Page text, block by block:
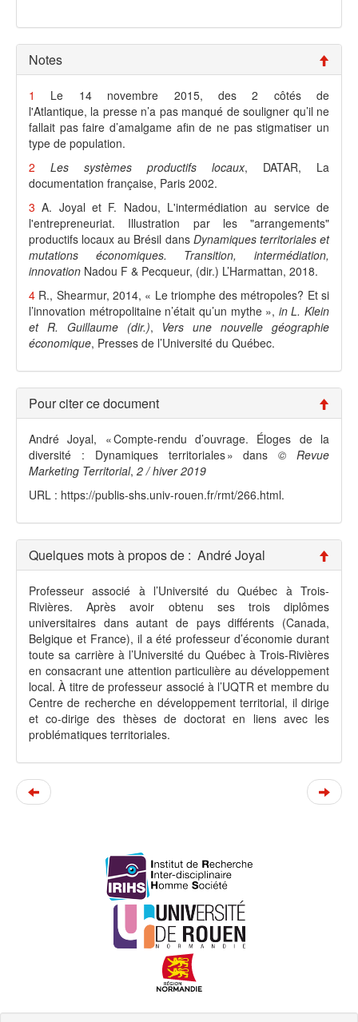
Notes
1
Le 14 novembre 2015, des 2 côtés de
l'Atlantique, la presse n’a pas manqué de souligner qu’il ne
fallait pas faire d’amalgame afin de ne pas stigmatiser un
type de population.
2
Les systèmes productifs locaux, DATAR, La
documentation française, Paris 2002.
3 A. Joyal et F. Nadou, L'intermédiation au service de
l'entrepreneuriat. Illustration par les "arrangements"
productifs locaux au Brésil dans Dynamiques territoriales et
mutations économiques.
Transition, intermédiation,
innovation Nadou F & Pecqueur, (dir.) L’Harmattan, 2018.
4 R., Shearmur, 2014, « Le triomphe des métropoles? Et si
l’innovation métropolitaine n’était qu’un mythe », in L. Klein
et R. Guillaume (dir.),
Vers une nouvelle géographie
économique, Presses de l’Université du Québec.
Pour citer ce document
AndréJoyal, «Compte-rendu d’ouvrage. Éloges de la
diversité : Dynamiques territoriales» dans© Revue
Marketing Territorial, 2 / hiver 2019
URL : https://publis-shs.univ-rouen.fr/rmt/266.html.
Quelques mots à propos de : AndréJoyal
Professeur associé à l’Université du Québec à Trois-
Rivières. Après avoir obtenu ses trois diplômes
universitaires dans autant de pays différents (Canada,
Belgique et France), il a été professeur d’économie durant
toute sa carrière à l’Université du Québec à Trois-Rivières
en consacrant une attention particulière au développement
local. À titre de professeur associé à l’UQTR et membre du
Centre de recherche en développement territorial, il dirige
et co-dirige des thèses de doctorat en liens avec les
problématiques territoriales.